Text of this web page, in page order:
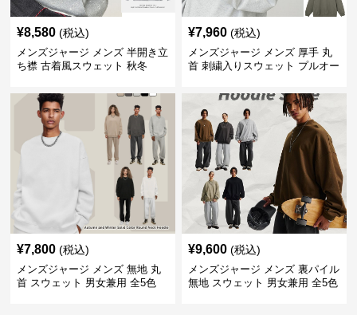
¥8,580 (税込)
メンズジャージ メンズ 半開き立
ち襟 古着風スウェット 秋冬
¥7,960 (税込)
メンズジャージ メンズ 厚手 丸
首 刺繍入りスウェット プルオー
¥7,800 (税込)
メンズジャージ メンズ 無地 丸
首 スウェット 男女兼用 全5色
¥9,600 (税込)
メンズジャージ メンズ 裏パイル
無地 スウェット 男女兼用 全5色